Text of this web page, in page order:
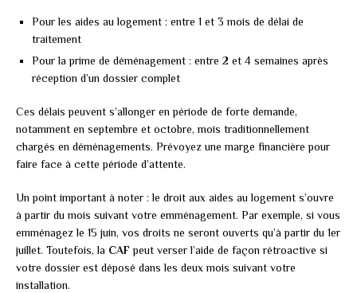
Pour les aides au logement : entre 1 et 3 mois de délai de
traitement
Pour la prime de déménagement : entre 2 et 4 semaines après
réception d’un dossier complet
Ces délais peuvent s’allonger en période de forte demande,
notamment en septembre et octobre, mois traditionnellement
chargés en déménagements. Prévoyez une marge financière pour
faire face à cette période d’attente.
Un point important à noter : le droit aux aides au logement s’ouvre
à partir du mois suivant votre emménagement. Par exemple, si vous
emménagez le 15 juin, vos droits ne seront ouverts qu’à partir du 1er
juillet. Toutefois, la CAF peut verser l’aide de façon rétroactive si
votre dossier est déposé dans les deux mois suivant votre
installation.